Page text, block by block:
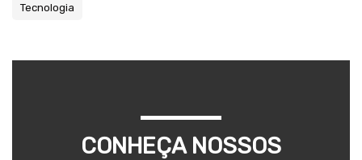
Tecnologia
CONHEÇA NOSSOS